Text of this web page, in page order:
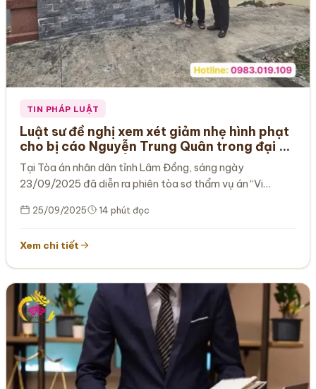
TIN PHÁP LUẬT
Luật sư đề nghị xem xét giảm nhẹ hình phạt
cho bị cáo Nguyễn Trung Quân trong đại án
Tập Đoàn Tuấn Ân và điện lực Bình Thuận
Tại Tòa án nhân dân tỉnh Lâm Đồng, sáng ngày
23/09/2025 đã diễn ra phiên tòa sơ thẩm vụ án “Vi
25/09/2025 14 phút đọc
Xem chi tiết